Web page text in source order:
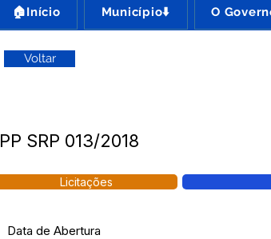
🏠Início Município⬇️ O
Voltar
PP SRP 013/2018
Licitações
Data de Abertura